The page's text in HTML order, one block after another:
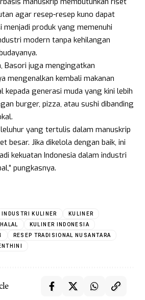
agar resep-resep kuno dapat
menjadi produk yang memenuhi
modern tanpa kehilangan
Basori juga mengingatkan
mengenalkan kembali makanan
kepada generasi muda yang kini lebih
burger, pizza, atau sushi dibanding
yang tertulis dalam manuskrip
besar. Jika dikelola dengan baik, ini
kekuatan Indonesia dalam industri
pungkasnya.
INDUSTRI KULINER
KULINER
KULINER INDONESIA
RESEP TRADISIONAL NUSANTARA